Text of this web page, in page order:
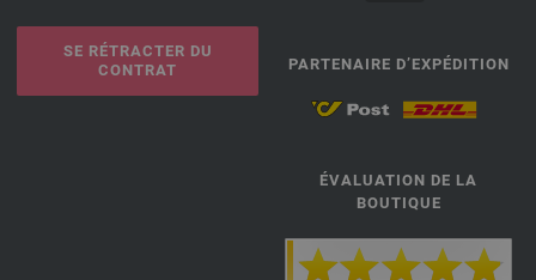
SE RÉTRACTER DU
CONTRAT
PARTENAIRE D’EXPÉDITION
ÉVALUATION DE LA
BOUTIQUE